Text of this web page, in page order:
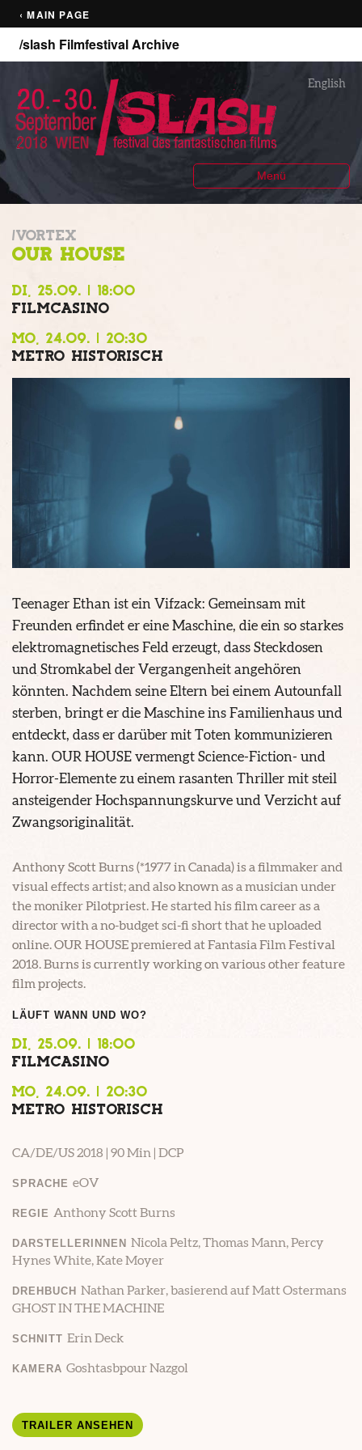
‹ MAIN PAGE
/slash Filmfestival Archive
Menü
English
/VORTEX
OUR HOUSE
DI, 25.09. | 18:00
FILMCASINO
MO, 24.09. | 20:30
METRO HISTORISCH
Teenager Ethan ist ein Vifzack: Gemeinsam mit
Freunden erfindet er eine Maschine, die ein so starkes
elektromagnetisches Feld erzeugt, dass Steckdosen
und Stromkabel der Vergangenheit angehören
könnten. Nachdem seine Eltern bei einem Autounfall
sterben, bringt er die Maschine ins Familienhaus und
entdeckt, dass er darüber mit Toten kommunizieren
kann. OUR HOUSE vermengt Science-Fiction- und
Horror-Elemente zu einem rasanten Thriller mit steil
ansteigender Hochspannungskurve und Verzicht auf
Zwangsoriginalität.
Anthony Scott Burns (*1977 in Canada) is a filmmaker and
visual effects artist; and also known as a musician under
the moniker Pilotpriest. He started his film career as a
director with a no-budget sci-fi short that he uploaded
online. OUR HOUSE premiered at Fantasia Film Festival
2018. Burns is currently working on various other feature
film projects.
LÄUFT WANN UND WO?
DI, 25.09. | 18:00
FILMCASINO
MO, 24.09. | 20:30
METRO HISTORISCH
CA/DE/US 2018 | 90 Min | DCP
SPRACHE eOV
REGIE Anthony Scott Burns
DARSTELLERINNEN Nicola Peltz, Thomas Mann, Percy
Hynes White, Kate Moyer
DREHBUCH Nathan Parker, basierend auf Matt Ostermans
GHOST IN THE MACHINE
SCHNITT Erin Deck
KAMERA Goshtasbpour Nazgol
TRAILER ANSEHEN